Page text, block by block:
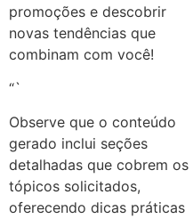
promoções e descobrir
novas tendências que
combinam com você!
“`
Observe que o conteúdo
gerado inclui seções
detalhadas que cobrem os
tópicos solicitados,
oferecendo dicas práticas